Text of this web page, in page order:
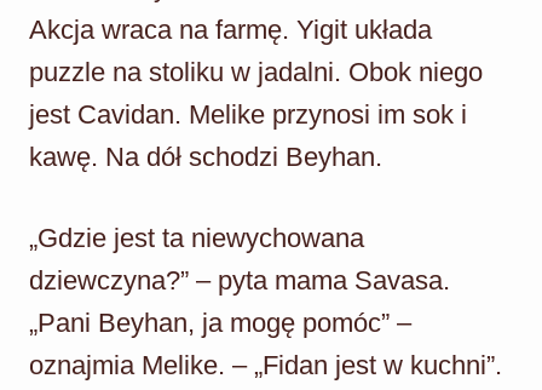
Akcja wraca na farmę. Yigit układa
puzzle na stoliku w jadalni. Obok niego
jest Cavidan. Melike przynosi im sok i
kawę. Na dół schodzi Beyhan.
„Gdzie jest ta niewychowana
dziewczyna?” – pyta mama Savasa.
„Pani Beyhan, ja mogę pomóc” –
oznajmia Melike. – „Fidan jest w kuchni”.